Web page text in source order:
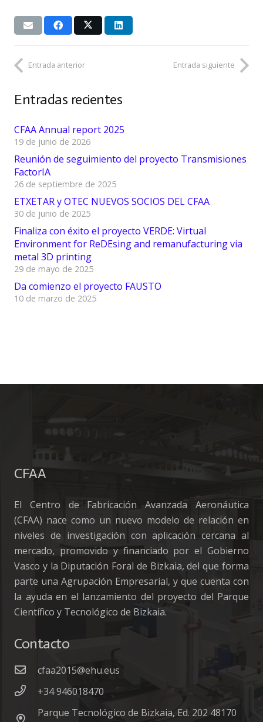
Entrada anterior Entrada siguiente
Entradas recientes
CFAA Annual report 2025
19 de junio de 2026
Reunión de seguimiento del proyecto Transmisiones
FactorIA
26 de septiembre de 2025
ETXETAR y OTEC NUEVOS SOCIOS DEL CFAA
30 de junio de 2025
Finaliza con éxito el proyecto VERDE: Virtual
Environment for ReDEsing and remanufacturing via
metal 3D printing
29 de mayo de 2025
Da comienzo el proyecto FAUSTO
10 de marzo de 2025
CFAA
El Centro de Fabricación Avanzada Aeronáutica
(CFAA) nace como un nuevo modelo de relación en
niveles de investigación con aplicación cercana al
mercado, promovido y financiado por el Gobierno
Vasco y la Diputación Foral de Bizkaia, del que forma
parte una Agrupación Empresarial, y que cuenta con
la ayuda en el lanzamiento del proyecto del Parque
Científico y Tecnológico de Bizkaia.
Contacto
cfaa2015@ehu.eus
+34 946018470
Parque Tecnológico de Bizkaia, Ed. 202 48170